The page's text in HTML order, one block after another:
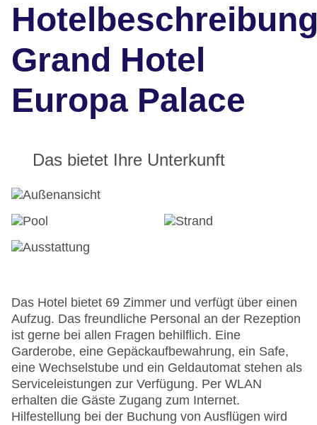
Grand Hotel
Europa Palace
Das bietet Ihre Unterkunft
Das Hotel bietet 69 Zimmer und verfügt über einen
Aufzug. Das freundliche Personal an der Rezeption
ist gerne bei allen Fragen behilflich. Eine
Garderobe, eine Gepäckaufbewahrung, ein Safe,
eine Wechselstube und ein Geldautomat stehen als
Serviceleistungen zur Verfügung. Per WLAN
erhalten die Gäste Zugang zum Internet.
Hilfestellung bei der Buchung von Ausflügen wird